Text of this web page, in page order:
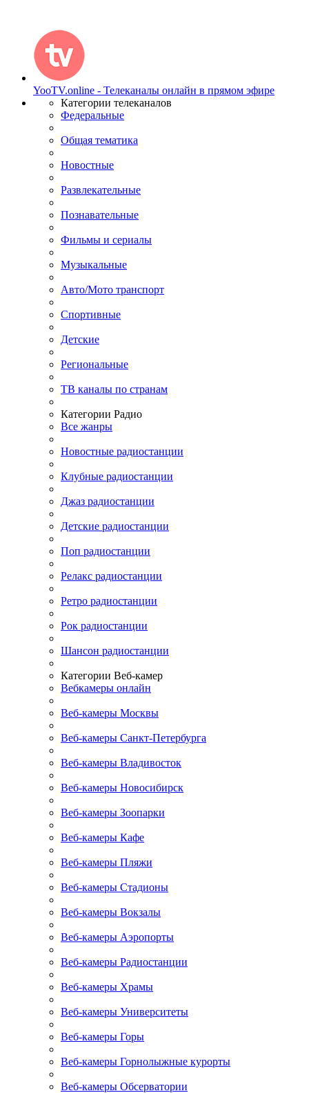
YooTV.online - Телеканалы онлайн в прямом эфире
Категории телеканалов
Федеральные
Общая тематика
Новостные
Развлекательные
Познавательные
Фильмы и сериалы
Музыкальные
Авто/Мото транспорт
Спортивные
Детские
Региональные
ТВ каналы по странам
Категории Радио
Все жанры
Новостные радиостанции
Клубные радиостанции
Джаз радиостанции
Детские радиостанции
Поп радиостанции
Релакс радиостанции
Ретро радиостанции
Рок радиостанции
Шансон радиостанции
Категории Веб-камер
Вебкамеры онлайн
Веб-камеры Москвы
Веб-камеры Санкт-Петербурга
Веб-камеры Владивосток
Веб-камеры Новосибирск
Веб-камеры Зоопарки
Веб-камеры Кафе
Веб-камеры Пляжи
Веб-камеры Стадионы
Веб-камеры Вокзалы
Веб-камеры Аэропорты
Веб-камеры Радиостанции
Веб-камеры Храмы
Веб-камеры Университеты
Веб-камеры Горы
Веб-камеры Горнолыжные курорты
Веб-камеры Обсерватории